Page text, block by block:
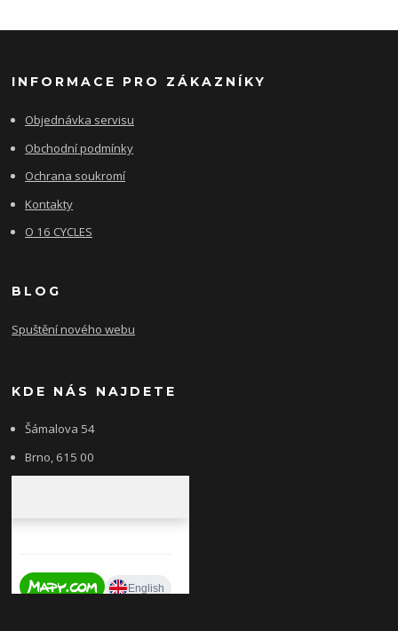
INFORMACE PRO ZÁKAZNÍKY
Objednávka servisu
Obchodní podmínky
Ochrana soukromí
Kontakty
O 16 CYCLES
BLOG
Spuštění nového webu
KDE NÁS NAJDETE
Šámalova 54
Brno, 615 00